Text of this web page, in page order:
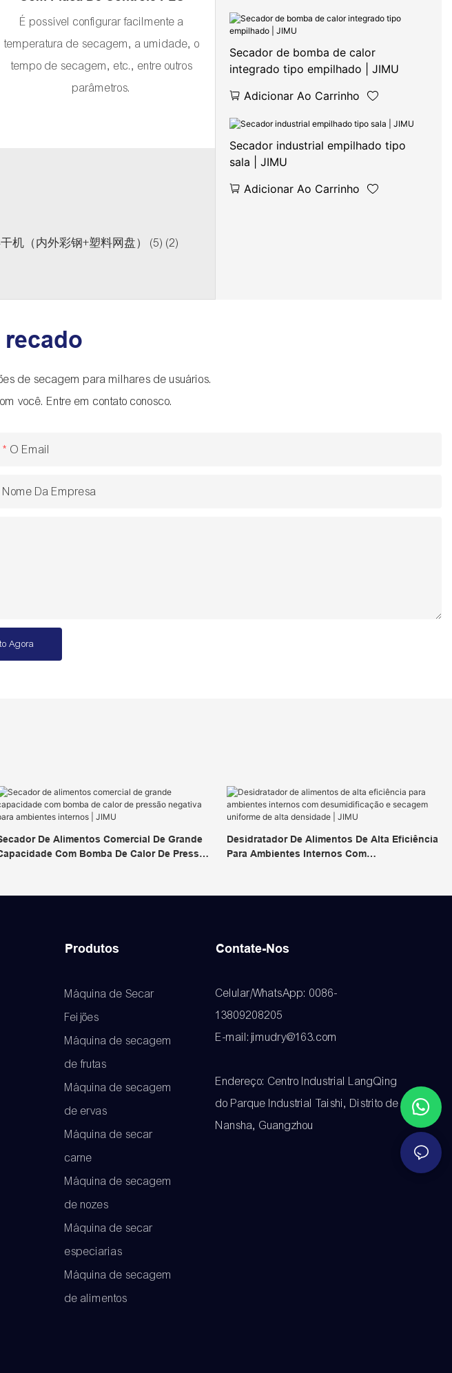
Secador de bomba de calor
integrado tipo empilhado | JIMU
Adicionar Ao Carrinho
Secador industrial empilhado tipo
sala | JIMU
Adicionar Ao Carrinho
É possível configurar facilmente a
temperatura de secagem, a umidade, o
tempo de secagem, etc., entre outros
parâmetros.
recado
de secagem para milhares de usuários.
você. Entre em contato conosco.
O Email
Nome Da Empresa
Agora
De Alimentos Comercial De Grande
Com Bomba De Calor De Pressão
Desidratador De Alimentos De Alta Eficiência
Para Ambientes Internos Com
Produtos
Máquina de Secar
Feijões
Máquina de secagem
de frutas
Máquina de secagem
de ervas
Máquina de secar
carne
Máquina de secagem
de nozes
Máquina de secar
especiarias
Máquina de secagem
de alimentos
Contate-Nos
Celular/WhatsApp: 0086-
13809208205
E-mail:jimudry@163.com
Endereço: Centro Industrial LangQing
do Parque Industrial Taishi, Distrito de
Nansha, Guangzhou